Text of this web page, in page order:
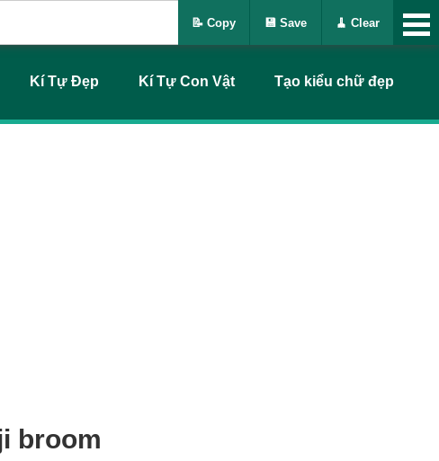
Kí Tự Đẹp Kí Tự Con Vật Tạo kiểu chữ đẹp
broom
📝 Copy 💾 Save 🧹 Clear